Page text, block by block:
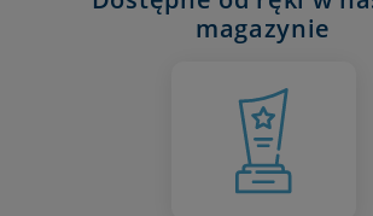
magazynie